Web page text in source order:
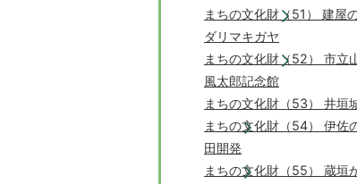
まちの文化財（51） 建屋
ダリマキガヤ
まちの文化財（52） 市立
風太郎記念館
まちの文化財（53） 井垣
まちの文化財（54） 伊佐
田開発
まちの文化財（55） 蔵垣